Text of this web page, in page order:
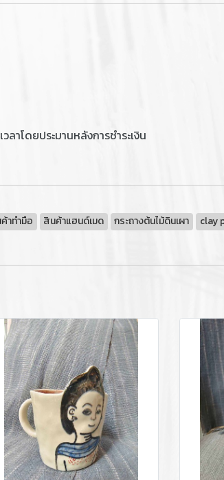
าโดยประมานหลังการชำระเงิน
าทำมือ สินค้าแฮนด์เมด กระถางต้นไม้ดินเผา clay